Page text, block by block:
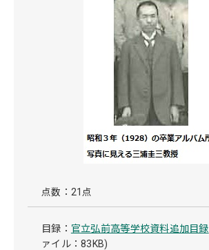
点数：21点
目録： 官立弘前高等学校資料追加目録
ァイル：83KB)